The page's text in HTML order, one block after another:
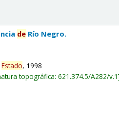
de Río Negro.
Estado, 1998
topográfica:621.374.5/A282/v.1